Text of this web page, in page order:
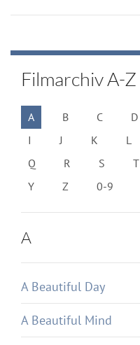
Filmarchiv A-Z
A B C D
I
J K L
Q
R S T
Y
Z 0-9
A
A Beautiful Day
A Beautiful Mind